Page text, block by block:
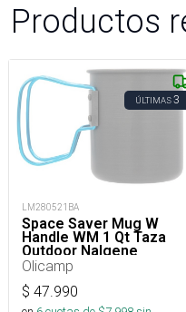
Productos
ÚLTIMAS3
LM280521BA
Space Saver Mug W
Handle WM 1 Qt Taza
Outdoor Nalgene
Sustain
Olicamp
$ 47.990